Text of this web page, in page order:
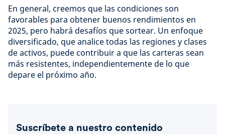
En general, creemos que las condiciones son
favorables para obtener buenos rendimientos en
2025, pero habrá desafíos que sortear. Un enfoque
diversificado, que analice todas las regiones y clases
de activos, puede contribuir a que las carteras sean
más resistentes, independientemente de lo que
depare el próximo año.
Suscríbete a nuestro contenido